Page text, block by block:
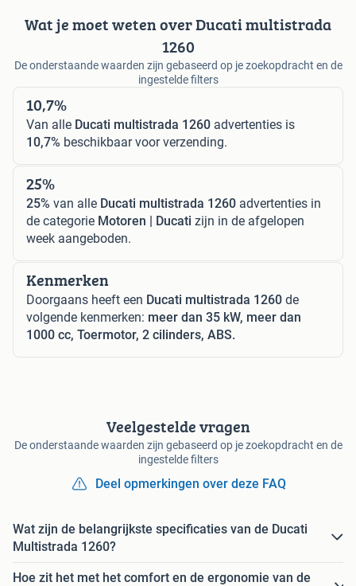
Wat je moet weten over Ducati multistrada
1260
De onderstaande waarden zijn gebaseerd op je zoekopdracht en de
ingestelde filters
10,7%
Van alle Ducati multistrada 1260 advertenties is
10,7% beschikbaar voor verzending.
25%
25% van alle Ducati multistrada 1260 advertenties in
de categorie Motoren | Ducati zijn in de afgelopen
week aangeboden.
Kenmerken
Doorgaans heeft een Ducati multistrada 1260 de
volgende kenmerken: meer dan 35 kW, meer dan
1000 cc, Toermotor, 2 cilinders, ABS.
Veelgestelde vragen
De onderstaande waarden zijn gebaseerd op je zoekopdracht en de
ingestelde filters
Deel opmerkingen over deze FAQ
Wat zijn de belangrijkste specificaties van de Ducati
Multistrada 1260?
Hoe zit het met het comfort en de ergonomie van de